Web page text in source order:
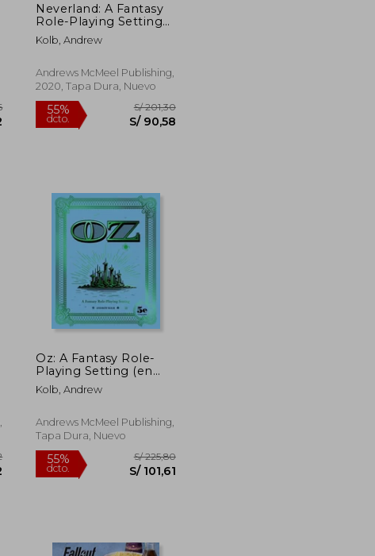
S/ 76,62
Neverland: A Fantasy
Role-Playing Setting
(en Inglés)
Kolb, Andrew
Andrews McMeel Publishing,
2020, Tapa Dura, Nuevo
dcto.
Oz: A Fantasy Role-
Playing Setting (en
Inglés)
Kolb, Andrew
Andrews McMeel Publishing,
Tapa Dura, Nuevo